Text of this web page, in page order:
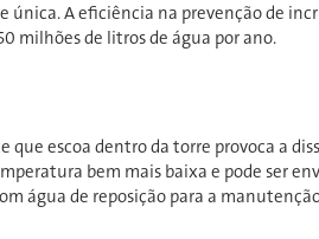
A eficiência na prevenção de
milhões de litros de água por ano.
escoa dentro da torre provoca a
bem mais baixa e pode ser
água de reposição para a